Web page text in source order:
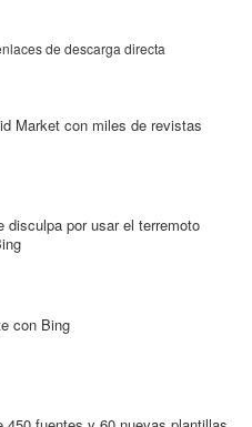
de descarga directa
Market con miles de revistas
disculpa por usar el terremoto
con Bing